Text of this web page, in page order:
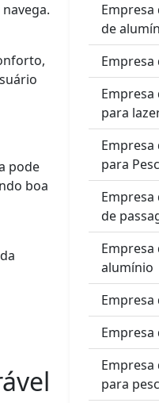
pode
boa
de
Empresa
para
Empresa
para
de
alumínio
Empresa
para